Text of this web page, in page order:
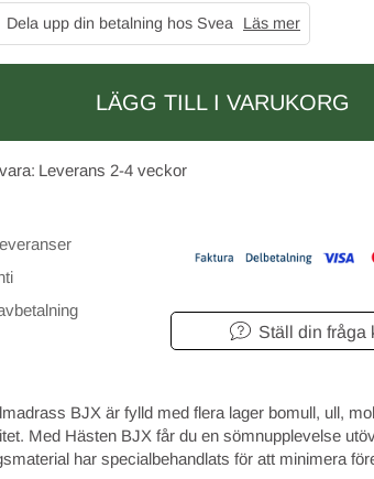
Dela upp din betalning hos Svea Läs mer
LÄGG TILL I VARUKORG
2-4 veckor
Ställ din fråga
BJX är fylld med flera lager bomull, ull,
Med Hästen BJX får du en sömnupplevelse
har specialbehandlats för att minimera